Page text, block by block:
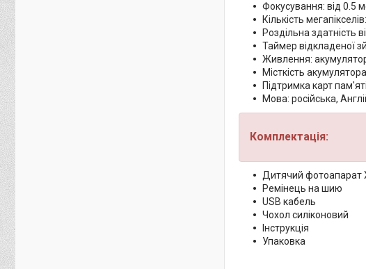
Фокусування: від 0.5
Кількість
Роздільна
Таймер відкладеної
Живлення:
Місткість
Підтримка карт
Мова: російська,
Комплектація:
Дитячий фотоапарат
Ремінець на шию
USB кабель
Чохол силіконовий
Інструкція
Упаковка